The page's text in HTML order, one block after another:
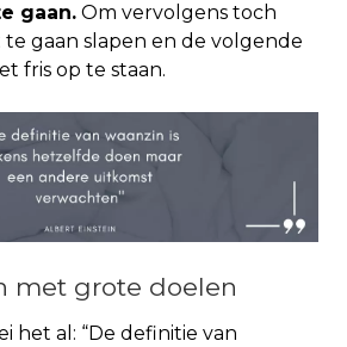
gaan. Om vervolgens toch
gaan slapen en de volgende
fris op te staan.
met grote doelen
het al: “De definitie van